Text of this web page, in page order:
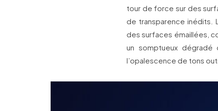
tour de force sur des
de transparence inédits.
des surfaces émaillées,
un somptueux
l’opalescence de tons